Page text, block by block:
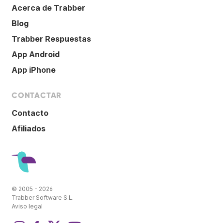
Acerca de Trabber
Blog
Trabber Respuestas
App Android
App iPhone
CONTACTAR
Contacto
Afiliados
© 2005 - 2026
Trabber Software S.L.
Aviso legal